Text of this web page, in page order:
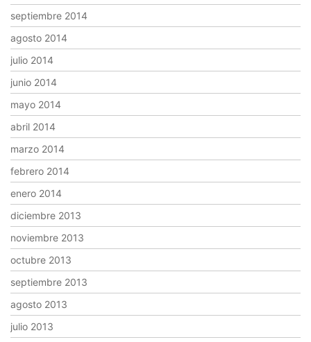
septiembre 2014
agosto 2014
julio 2014
junio 2014
mayo 2014
abril 2014
marzo 2014
febrero 2014
enero 2014
diciembre 2013
noviembre 2013
octubre 2013
septiembre 2013
agosto 2013
julio 2013